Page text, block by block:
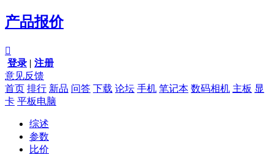
产品报价

登录 | 注册
意见反馈
首页 排行 新品 问答 下载 论坛 手机 笔记本 数码相机 主板 显
卡 平板电脑
综述
参数
比价